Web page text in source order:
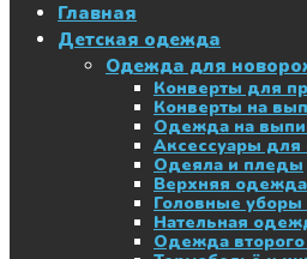
Главная
Детская одежда
Одежда для
Конверты для
Конверты на
Одежда на
Аксессуары для
Одеяла и пледы
Верхняя одежда
Головные уборы
Нательная
Одежда второго